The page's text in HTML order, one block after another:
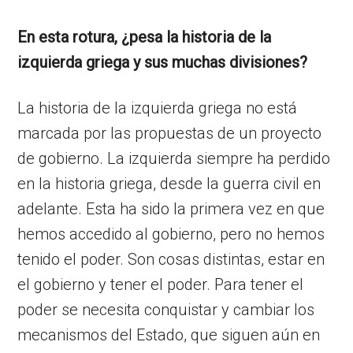
En esta rotura, ¿pesa la historia de la
izquierda griega y sus muchas divisiones?
La historia de la izquierda griega no está
marcada por las propuestas de un proyecto
de gobierno. La izquierda siempre ha perdido
en la historia griega, desde la guerra civil en
adelante. Esta ha sido la primera vez en que
hemos accedido al gobierno, pero no hemos
tenido el poder. Son cosas distintas, estar en
el gobierno y tener el poder. Para tener el
poder se necesita conquistar y cambiar los
mecanismos del Estado, que siguen aún en